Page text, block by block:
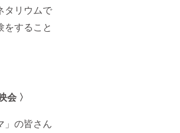
タリウムで
をすること
会 〉
」の皆さん